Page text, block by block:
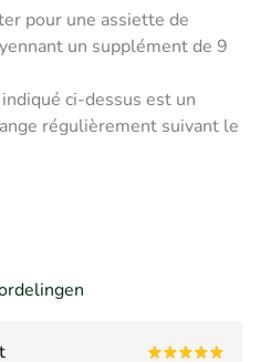
pour une assiette de
un supplément de 9
ci-dessus est un
régulièrement suivant le